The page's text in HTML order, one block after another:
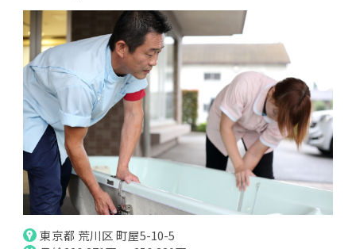
東京都 荒川区 町屋5-10-5